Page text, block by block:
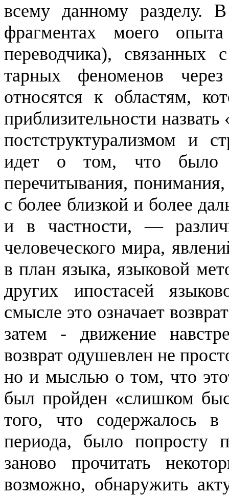
всему данному разделу.
фрагментах моего опыта
переводчика),
тарных феноменов
относятся к областям,
прибли­зительности
пост­структурализмом и
идет о том, что было
перечитывания,
с более близкой и более
и в частности, —
человеческого мира,
в план языка, языковой
других ипостасей
смысле это означает
затем - движение
возврат одушевлен не
но и мыслью о том, что
был пройден «слишком
того, что содержалось в
периода, было попросту
заново прочитать
возможно, обнаружить